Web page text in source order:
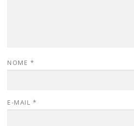
NOME *
E-MAIL *